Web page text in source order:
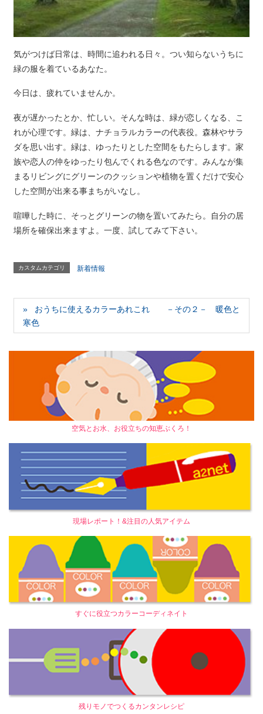
気がつけば日常は、時間に追われる日々。つい知らないうちに
緑の服を着ているあなた。
今日は、疲れていませんか。
夜が遅かったとか、忙しい。そんな時は、緑が恋しくなる、こ
れが心理です。緑は、ナチョラルカラーの代表役。森林やサラ
ダを思い出す。緑は、ゆったりとした空間をもたらします。家
族や恋人の仲をゆったり包んでくれる色なのです。みんなが集
まるリビングにグリーンのクッションや植物を置くだけで安心
した空間が出来る事まちがいなし。
喧嘩した時に、そっとグリーンの物を置いてみたら。自分の居
場所を確保出来ますよ。一度、試してみて下さい。
カスタムカテゴリ 新着情報
おうちに使えるカラーあれこれ －その２－ 暖色と
寒色
空気とお水、お役立ちの知恵ぶくろ！
現場レポート！&注目の人気アイテム
すぐに役立つカラーコーディネイト
残りモノでつくるカンタンレシピ